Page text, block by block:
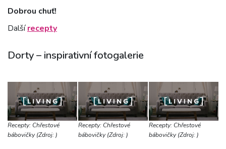
Dobrou chuť!
Dalšírecepty
Dorty – inspirativní fotogalerie
Recepty: Chřestové
bábovičky (Zdroj: )
Recepty: Chřestové
bábovičky (Zdroj: )
Recepty: Chřestové
bábovičky (Zdroj: )